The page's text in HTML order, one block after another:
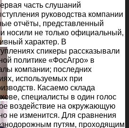
часть слушаний
руководства компании
отчёты, представленный
носили не только официальный,
характер. В
спикеры рассказывали
политике «ФосАгро» в
компании; последних
используемых при
Касаемо склада
специалисты в один голос
воздействие на окружающую
не изменится. Для сравнения
путям, проходящим